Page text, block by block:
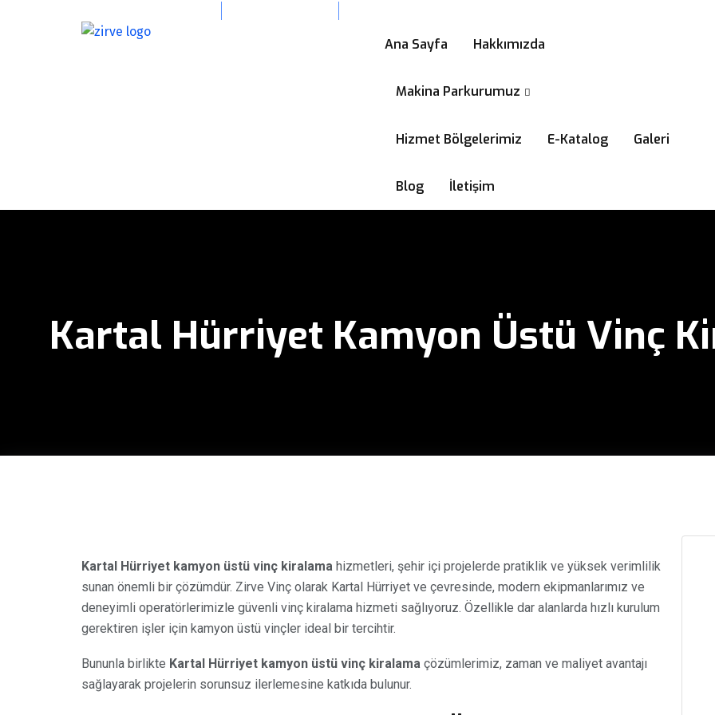
Ana Sayfa Hakkımızda
Makina Parkurumuz
Hizmet Bölgelerimiz E-Katalog Galeri
Blog İletişim
Kartal Hürriyet Kamyon Üstü Vinç
Kartal Hürriyet kamyon üstü vinç kiralama hizmetleri, şehir içi projelerde pratiklik ve yüksek verimlilik
sunan önemli bir çözümdür. Zirve Vinç olarak Kartal Hürriyet ve çevresinde, modern ekipmanlarımız ve
deneyimli operatörlerimizle güvenli vinç kiralama hizmeti sağlıyoruz. Özellikle dar alanlarda hızlı kurulum
gerektiren işler için kamyon üstü vinçler ideal bir tercihtir.
Bununla birlikte Kartal Hürriyet kamyon üstü vinç kiralama çözümlerimiz, zaman ve maliyet avantajı
sağlayarak projelerin sorunsuz ilerlemesine katkıda bulunur.